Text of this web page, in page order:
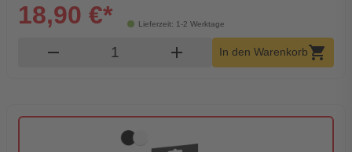
Lieferzeit: 1-2 Werktage
18,90 €*
remove Produkt Warenkorb Menge
add In den Warenkorbshopping_cart